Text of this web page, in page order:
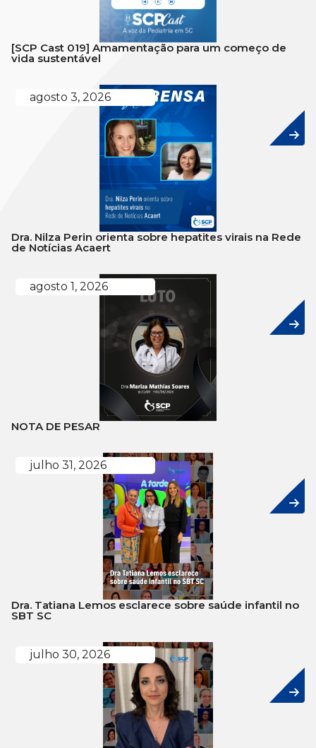
[SCP Cast 019] Amamentação para um começo de
vida sustentável
agosto 3, 2026
Dra. Nilza Perin orienta sobre hepatites virais na Rede
de Notícias Acaert
agosto 1, 2026
NOTA DE PESAR
julho 31, 2026
Dra. Tatiana Lemos esclarece sobre saúde infantil no
SBT SC
julho 30, 2026